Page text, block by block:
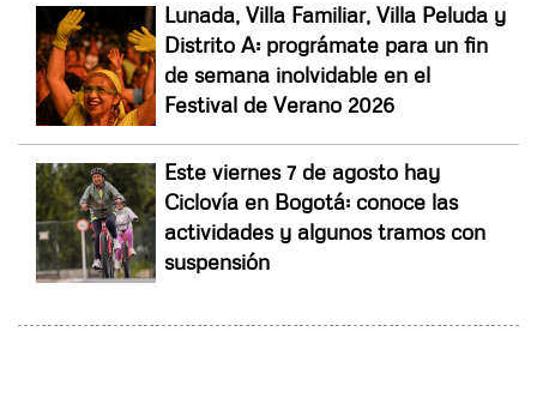
Lunada, Villa Familiar, Villa Peluda y
Distrito A: prográmate para un fin
de semana inolvidable en el
Festival de Verano 2026
Este viernes 7 de agosto hay
Ciclovía en Bogotá: conoce las
actividades y algunos tramos con
suspensión